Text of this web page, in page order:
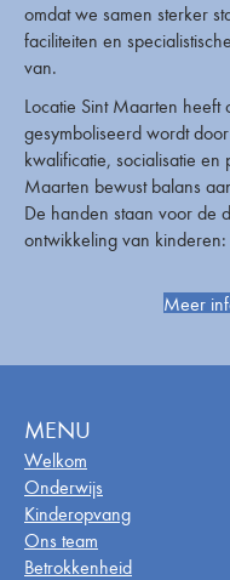
omdat we samen sterker
faciliteiten en
van.
Locatie Sint Maarten
gesymboliseerd wordt
kwalificatie, socialisatie
Maarten bewust balans
De handen staan voor de
ontwikkeling van
Meer
MENU
Welkom
Onderwijs
Kinderopvang
Ons team
Betrokkenheid